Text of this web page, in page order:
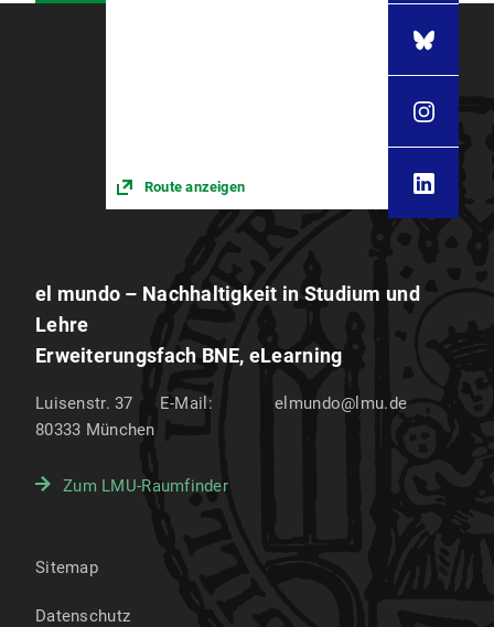
Route anzeigen
el mundo – Nachhaltigkeit in Studium und
Lehre
Erweiterungsfach BNE, eLearning
Luisenstr. 37
80333 München
E-Mail: elmundo@lmu.de
Zum LMU-Raumfinder
Sitemap
Datenschutz